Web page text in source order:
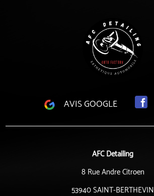
AVIS GOOGLE
AFC Detailing
8 Rue Andre Citroen
53940 SAINT-BERTHEVIN